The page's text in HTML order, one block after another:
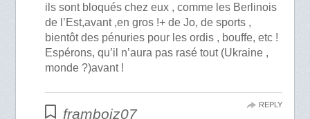
ils sont bloqués chez eux , comme les Berlinois
de l’Est,avant ,en gros !+ de Jo, de sports ,
bientôt des pénuries pour les ordis , bouffe, etc !
Espérons, qu’il n’aura pas rasé tout (Ukraine ,
monde ?)avant !
framboiz07
REPLY